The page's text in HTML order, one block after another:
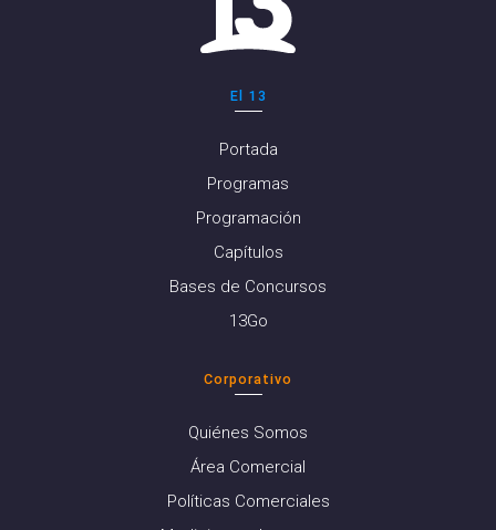
El 13
Portada
Programas
Programación
Capítulos
Bases de Concursos
13Go
Corporativo
Quiénes Somos
Área Comercial
Políticas Comerciales